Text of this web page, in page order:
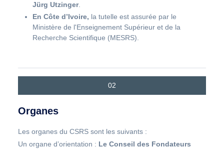
Jürg Utzinger.
En Côte d’Ivoire, la tutelle est assurée par le
Ministère de l'Enseignement Supérieur et de la
Recherche Scientifique (MESRS).
02
Organes
Les organes du CSRS sont les suivants :
Un organe d’orientation : Le Conseil des Fondateurs